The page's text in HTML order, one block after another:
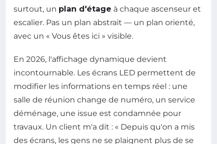
surtout, un plan d'étage à chaque ascenseur et
escalier. Pas un plan abstrait — un plan orienté,
avec un « Vous êtes ici » visible.
En 2026, l'affichage dynamique devient
incontournable. Les écrans LED permettent de
modifier les informations en temps réel : une
salle de réunion change de numéro, un service
déménage, une issue est condamnée pour
travaux. Un client m'a dit : « Depuis qu'on a mis
des écrans, les gens ne se plaignent plus de se